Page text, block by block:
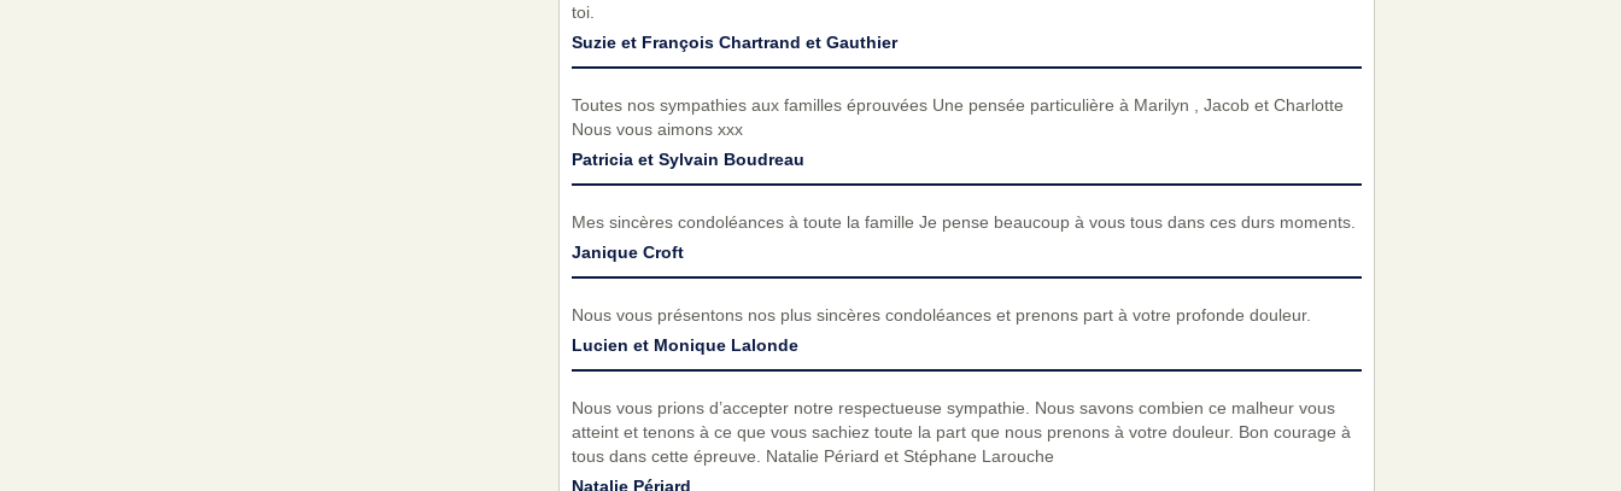
toi.
Suzie et François Chartrand et Gauthier
Toutes nos sympathies aux familles éprouvées Une pensée particulière à Marilyn , Jacob et Charlotte
Nous vous aimons xxx
Patricia et Sylvain Boudreau
Mes sincères condoléances à toute la famille Je pense beaucoup à vous tous dans ces durs moments.
Janique Croft
Nous vous présentons nos plus sincères condoléances et prenons part à votre profonde douleur.
Lucien et Monique Lalonde
Nous vous prions d’accepter notre respectueuse sympathie. Nous savons combien ce malheur vous
atteint et tenons à ce que vous sachiez toute la part que nous prenons à votre douleur. Bon courage à
tous dans cette épreuve. Natalie Périard et Stéphane Larouche
Natalie Périard